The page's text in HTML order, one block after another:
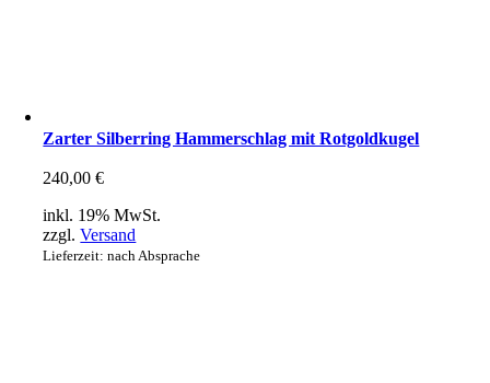
Zarter Silberring Hammerschlag mit Rotgoldkugel
240,00€
inkl. 19% MwSt.
zzgl.Versand
Lieferzeit: nach Absprache